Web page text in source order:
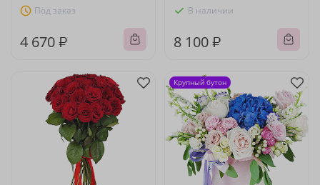
Под заказ
4 670 ₽
В наличии
8 100 ₽
Крупный бутон